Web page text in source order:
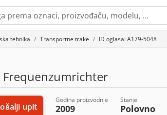
tehnika Transportne trake ID oglasa: A179-5048
upit
Godina proizvodnje
2009
Stanje
Polovno